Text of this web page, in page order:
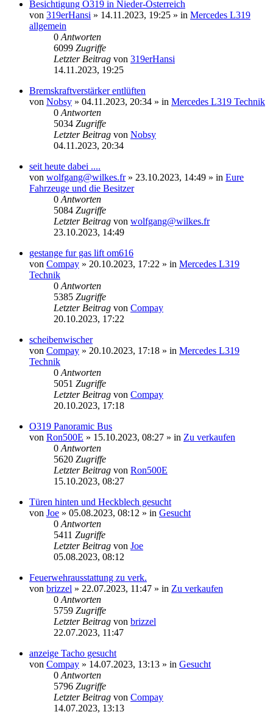
Besichtigung O319 in Nieder-Österreich
von 319erHansi » 14.11.2023, 19:25 » in Mercedes L319
allgemein
0 Antworten
6099 Zugriffe
Letzter Beitrag von 319erHansi
14.11.2023, 19:25
Bremskraftverstärker entlüften
von Nobsy » 04.11.2023, 20:34 » in Mercedes L319 Technik
0 Antworten
5034 Zugriffe
Letzter Beitrag von Nobsy
04.11.2023, 20:34
seit heute dabei ....
von wolfgang@wilkes.fr» 23.10.2023, 14:49 » in Eure
Fahrzeuge und die Besitzer
0 Antworten
5084 Zugriffe
Letzter Beitrag von wolfgang@wilkes.fr
23.10.2023, 14:49
gestange fur gas lift om616
von Compay » 20.10.2023, 17:22 » in Mercedes L319
Technik
0 Antworten
5385 Zugriffe
Letzter Beitrag von Compay
20.10.2023, 17:22
scheibenwischer
von Compay » 20.10.2023, 17:18 » in Mercedes L319
Technik
0 Antworten
5051 Zugriffe
Letzter Beitrag von Compay
20.10.2023, 17:18
O319 Panoramic Bus
von Ron500E » 15.10.2023, 08:27 » in Zu verkaufen
0 Antworten
5620 Zugriffe
Letzter Beitrag von Ron500E
15.10.2023, 08:27
Türen hinten und Heckblech gesucht
von Joe » 05.08.2023, 08:12 » in Gesucht
0 Antworten
5411 Zugriffe
Letzter Beitrag von Joe
05.08.2023, 08:12
Feuerwehrausstattung zu verk.
von brizzel » 22.07.2023, 11:47 » in Zu verkaufen
0 Antworten
5759 Zugriffe
Letzter Beitrag von brizzel
22.07.2023, 11:47
anzeige Tacho gesucht
von Compay » 14.07.2023, 13:13 » in Gesucht
0 Antworten
5796 Zugriffe
Letzter Beitrag von Compay
14.07.2023, 13:13